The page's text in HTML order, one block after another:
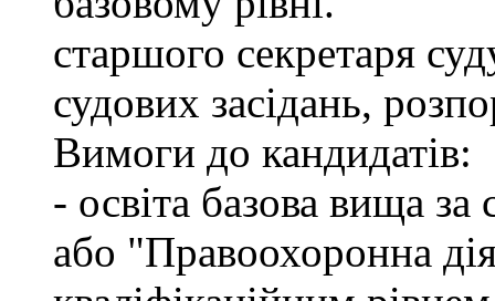
старшого секретаря
судових засідань,
Вимоги до кандидатів:
- освіта базова вища
або "Правоохоронна